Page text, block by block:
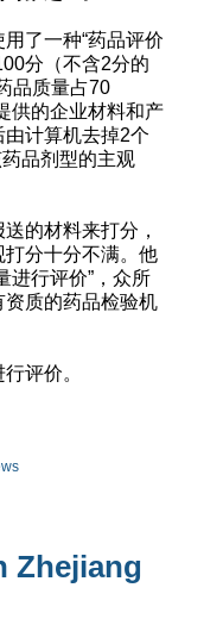
了一种“药品评价
分（不含2分的
品质量占70
供的企业材料和产
计算机去掉2个
品剂型的主观
的材料来打分，
打分十分不满。他
进行评价”，众所
资质的药品检验机
评价。
Zhejiang